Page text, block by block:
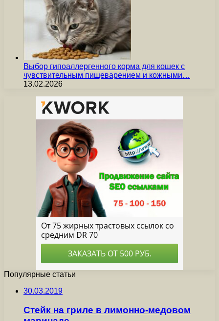
Выбор гипоаллергенного корма для кошек с
чувствительным пищеварением и кожными…
13.02.2026
Популярные статьи
30.03.2019
Стейк на гриле в лимонно-медовом